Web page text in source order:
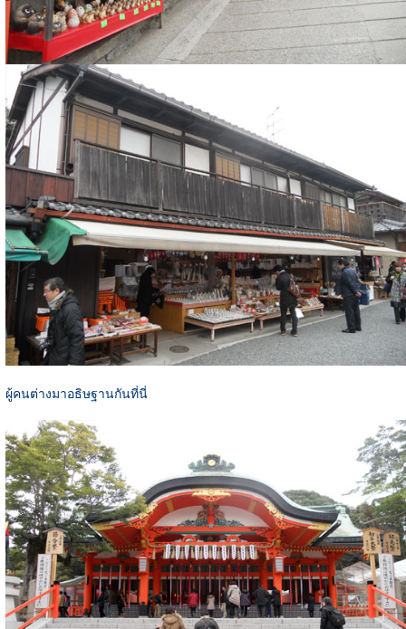
ผู้คนต่างมาอธิษฐานกันที่นี่